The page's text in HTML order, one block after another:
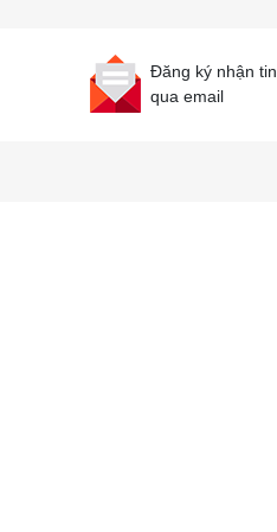
Đăng ký nhận tin
qua email